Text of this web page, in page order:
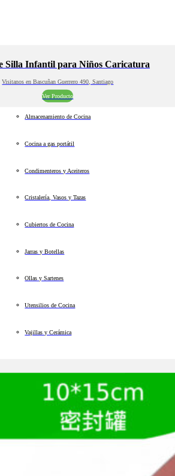
Silla Infantil para Niños Caricatura
Visitanos en Bascuñan Guerrero 490, Santiago
Ver Producto
Almacenamiento de Cocina
Cocina a gas portátil
Condimenteros y Aceiteros
Cristalería, Vasos y Tazas
Cubiertos de Cocina
Jarras y Botellas
Ollas y Sartenes
Utensilios de Cocina
Vajillas y Cerámica